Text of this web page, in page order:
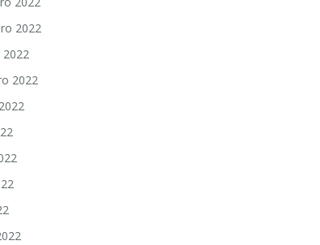
2022
2022